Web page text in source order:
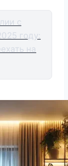
с
году:
на